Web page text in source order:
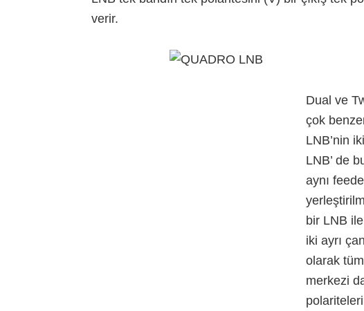
verir.
Dual ve
çok
LNB’nin
LNB’ de
aynı
bir LNB
iki ayrı
olarak
merkezi